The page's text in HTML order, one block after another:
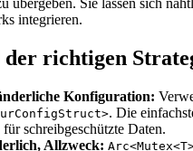
übergeben. Sie lassen sich
integrieren.
der richtigen
Konfiguration:
. Die
schreibgeschützte Daten.
Allzweck: